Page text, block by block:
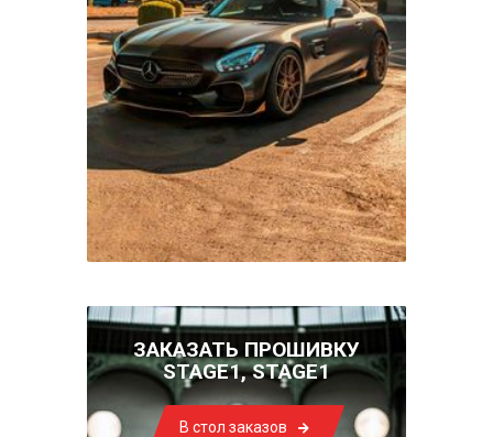
ЗАКАЗАТЬ ПРОШИВКУ
STAGE1, STAGE1
В стол заказов